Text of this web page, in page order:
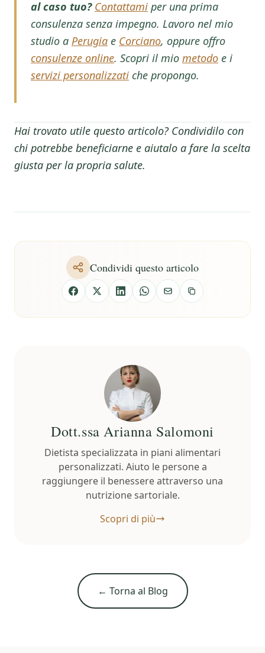
al caso tuo? Contattami per una prima
consulenza senza impegno. Lavoro nel mio
studio a Perugia e Corciano, oppure offro
consulenze online. Scopri il mio metodo e i
servizi personalizzati che propongo.
Hai trovato utile questo articolo? Condividilo con
chi potrebbe beneficiarne e aiutalo a fare la scelta
giusta per la propria salute.
Condividi questo articolo
Dott.ssa Arianna Salomoni
Dietista specializzata in piani alimentari
personalizzati. Aiuto le persone a
raggiungere il benessere attraverso una
nutrizione sartoriale.
Scopri di più
← Torna al Blog